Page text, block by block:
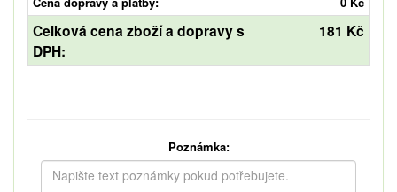
Celková cena zboží a dopravy s
DPH:
181 Kč
Poznámka: